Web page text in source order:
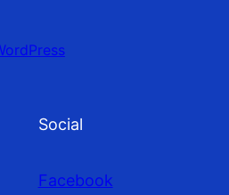
Social
Facebook